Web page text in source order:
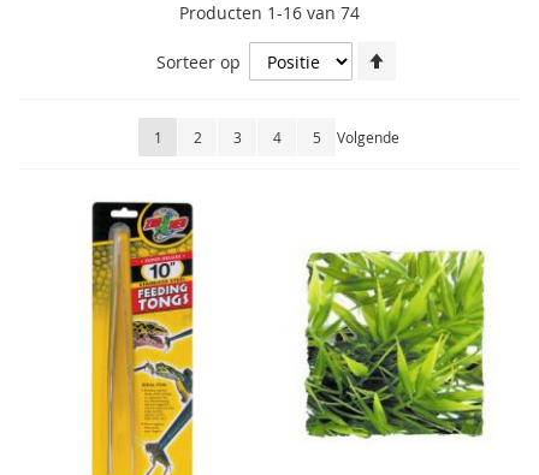
Producten 1-16 van 74
Sorteer op
sorteren
Pagina
U lees momenteel pagina
1 Pagina
2 Pagina
3 Pagina
4 Pagina
5 Pagina
Volgende